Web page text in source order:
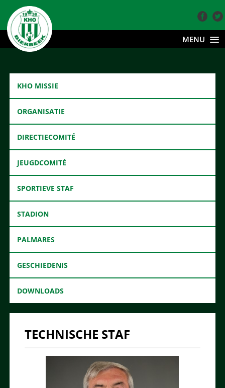
MENU
KHO MISSIE
ORGANISATIE
DIRECTIECOMITÉ
JEUGDCOMITÉ
SPORTIEVE STAF
STADION
PALMARES
GESCHIEDENIS
DOWNLOADS
TECHNISCHE STAF